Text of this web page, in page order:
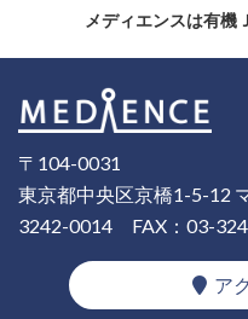
メディエンスは有機
〒104-0031
東京都中央区京橋1-5-12
3242-0014 FAX：03-
ア